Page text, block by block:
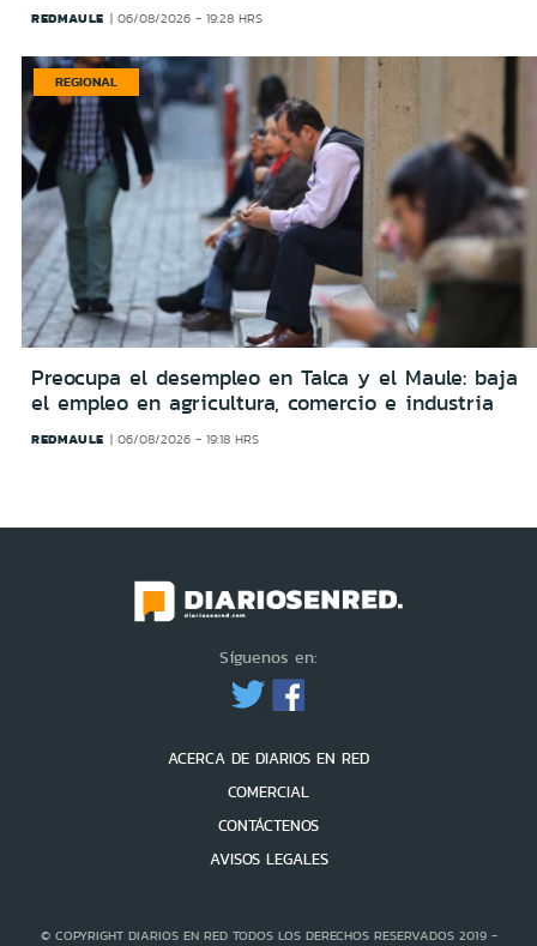
REDMAULE 06/08/2026 - 19:28 HRS
REGIONAL
Preocupa el desempleo en Talca y el Maule: baja
el empleo en agricultura, comercio e industria
REDMAULE 06/08/2026 - 19:18 HRS
Síguenos en:
ACERCA DE DIARIOS EN RED
COMERCIAL
CONTÁCTENOS
AVISOS LEGALES
© COPYRIGHT DIARIOS EN RED TODOS LOS DERECHOS RESERVADOS 2019 -